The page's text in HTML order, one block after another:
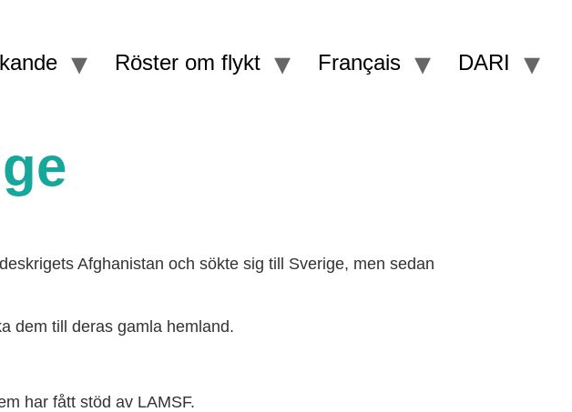
Röster om flykt Français DARI
Afghanistan och sökte sig till Sverige, men sedan
dem till deras gamla hemland.
har fått stöd av LAMSF.